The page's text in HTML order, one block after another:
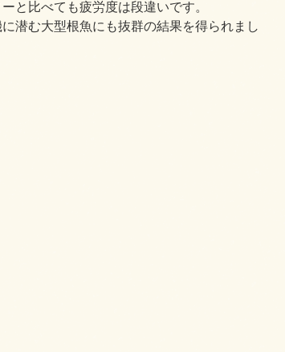
と比べても疲労度は段違いです。
潜む大型根魚にも抜群の結果を得られまし